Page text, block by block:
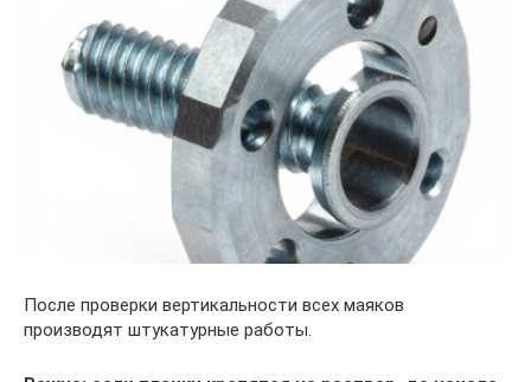
После проверки вертикальности всех маяков
производят штукатурные работы.